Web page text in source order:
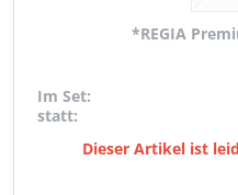
*REGIA
Im Set:
statt:
Dieser Artikel ist